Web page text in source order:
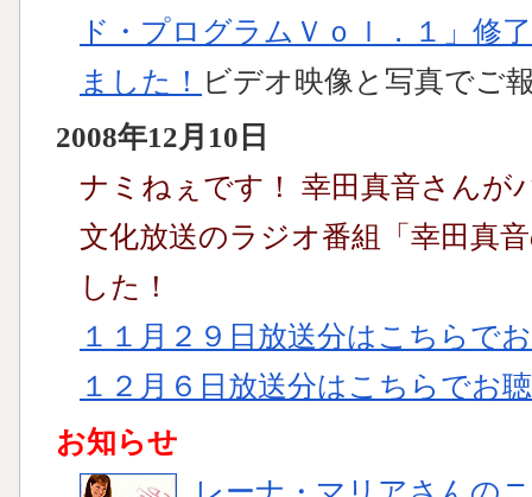
ド・プログラムＶｏｌ．１」修
ました！ ビデオ映像と写真でご
2008年12月10日
ナミねぇです！ 幸田真音さんが
文化放送のラジオ番組「幸田真
した！
１１月２９日放送分はこちらで
１２月６日放送分はこちらでお
お知らせ